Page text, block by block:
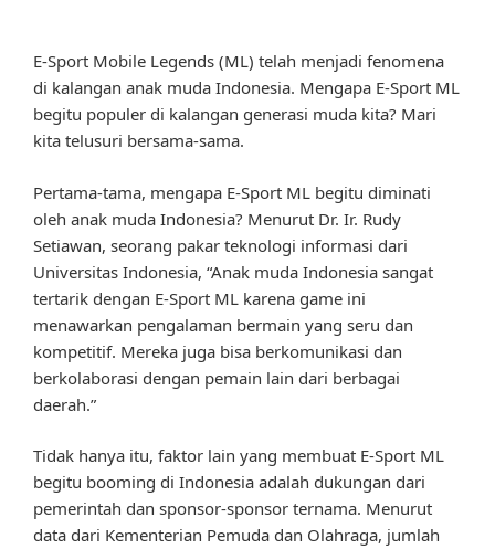
E-Sport Mobile Legends (ML) telah menjadi fenomena
di kalangan anak muda Indonesia. Mengapa E-Sport ML
begitu populer di kalangan generasi muda kita? Mari
kita telusuri bersama-sama.
Pertama-tama, mengapa E-Sport ML begitu diminati
oleh anak muda Indonesia? Menurut Dr. Ir. Rudy
Setiawan, seorang pakar teknologi informasi dari
Universitas Indonesia, “Anak muda Indonesia sangat
tertarik dengan E-Sport ML karena game ini
menawarkan pengalaman bermain yang seru dan
kompetitif. Mereka juga bisa berkomunikasi dan
berkolaborasi dengan pemain lain dari berbagai
daerah.”
Tidak hanya itu, faktor lain yang membuat E-Sport ML
begitu booming di Indonesia adalah dukungan dari
pemerintah dan sponsor-sponsor ternama. Menurut
data dari Kementerian Pemuda dan Olahraga, jumlah